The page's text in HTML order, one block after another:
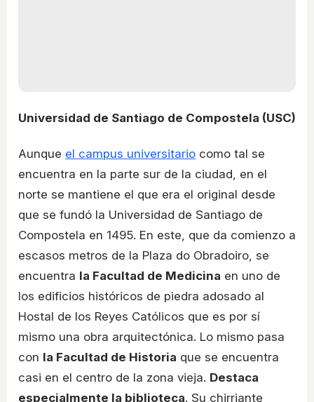
Universidad de Santiago de Compostela (USC)
Aunque el campus universitario como tal se
encuentra en la parte sur de la ciudad, en el
norte se mantiene el que era el original desde
que se fundó la Universidad de Santiago de
Compostela en 1495. En este, que da comienzo a
escasos metros de la Plaza do Obradoiro, se
encuentra la Facultad de Medicina en uno de
los edificios históricos de piedra adosado al
Hostal de los Reyes Católicos que es por sí
mismo una obra arquitectónica. Lo mismo pasa
con la Facultad de Historia que se encuentra
casi en el centro de la zona vieja. Destaca
especialmente la biblioteca. Su chirriante